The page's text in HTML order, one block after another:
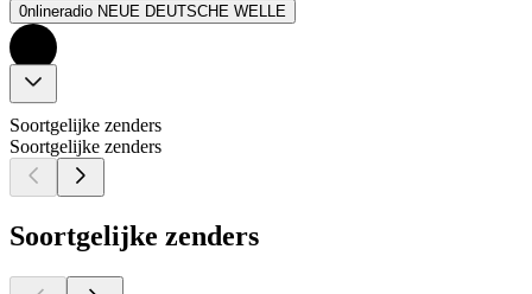
0nlineradio NEUE DEUTSCHE WELLE
Soortgelijke zenders
Soortgelijke zenders
Soortgelijke zenders